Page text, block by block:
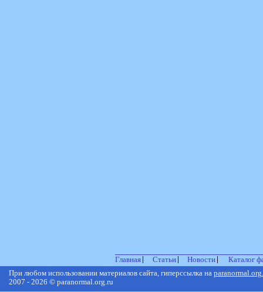
Главная Статьи Новости
Каталог
При любом использовании материалов сайта, гиперссылка на
2007 - 2026 © paranormal.org.ru